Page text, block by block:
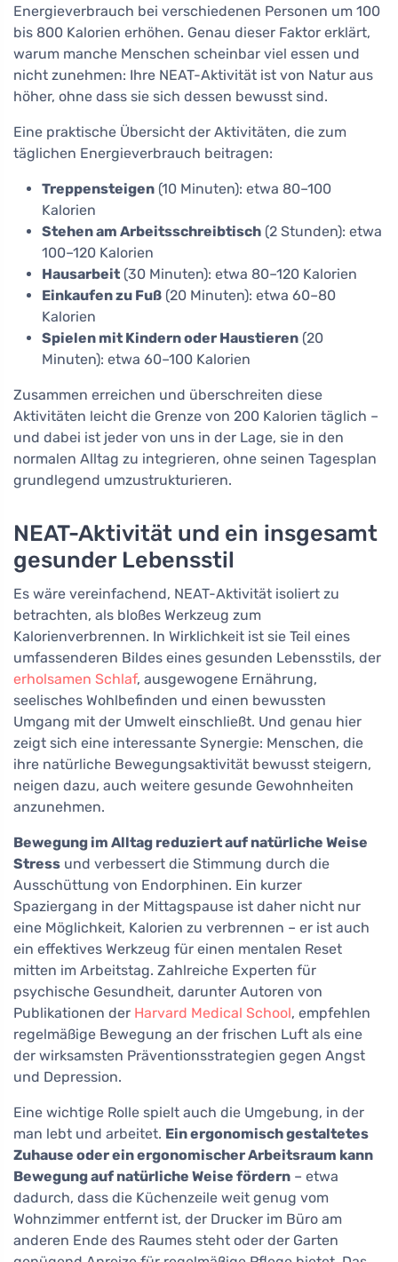
Energieverbrauch bei verschiedenen Personen um 100
bis 800 Kalorien erhöhen. Genau dieser Faktor erklärt,
warum manche Menschen scheinbar viel essen und
nicht zunehmen: Ihre NEAT-Aktivität ist von Natur aus
höher, ohne dass sie sich dessen bewusst sind.
Eine praktische Übersicht der Aktivitäten, die zum
täglichen Energieverbrauch beitragen:
Treppensteigen (10 Minuten): etwa 80–100
Kalorien
Stehen am Arbeitsschreibtisch (2 Stunden): etwa
100–120 Kalorien
Hausarbeit (30 Minuten): etwa 80–120 Kalorien
Einkaufen zu Fuß (20 Minuten): etwa 60–80
Kalorien
Spielen mit Kindern oder Haustieren (20
Minuten): etwa 60–100 Kalorien
Zusammen erreichen und überschreiten diese
Aktivitäten leicht die Grenze von 200 Kalorien täglich –
und dabei ist jeder von uns in der Lage, sie in den
normalen Alltag zu integrieren, ohne seinen Tagesplan
grundlegend umzustrukturieren.
NEAT-Aktivität und ein insgesamt
gesunder Lebensstil
Es wäre vereinfachend, NEAT-Aktivität isoliert zu
betrachten, als bloßes Werkzeug zum
Kalorienverbrennen. In Wirklichkeit ist sie Teil eines
umfassenderen Bildes eines gesunden Lebensstils, der
erholsamen Schlaf, ausgewogene Ernährung,
seelisches Wohlbefinden und einen bewussten
Umgang mit der Umwelt einschließt. Und genau hier
zeigt sich eine interessante Synergie: Menschen, die
ihre natürliche Bewegungsaktivität bewusst steigern,
neigen dazu, auch weitere gesunde Gewohnheiten
anzunehmen.
Bewegung im Alltag reduziert auf natürliche Weise
Stress und verbessert die Stimmung durch die
Ausschüttung von Endorphinen. Ein kurzer
Spaziergang in der Mittagspause ist daher nicht nur
eine Möglichkeit, Kalorien zu verbrennen – er ist auch
ein effektives Werkzeug für einen mentalen Reset
mitten im Arbeitstag. Zahlreiche Experten für
psychische Gesundheit, darunter Autoren von
Publikationen der Harvard Medical School, empfehlen
regelmäßige Bewegung an der frischen Luft als eine
der wirksamsten Präventionsstrategien gegen Angst
und Depression.
Eine wichtige Rolle spielt auch die Umgebung, in der
man lebt und arbeitet. Ein ergonomisch gestaltetes
Zuhause oder ein ergonomischer Arbeitsraum kann
Bewegung auf natürliche Weise fördern – etwa
dadurch, dass die Küchenzeile weit genug vom
Wohnzimmer entfernt ist, der Drucker im Büro am
anderen Ende des Raumes steht oder der Garten